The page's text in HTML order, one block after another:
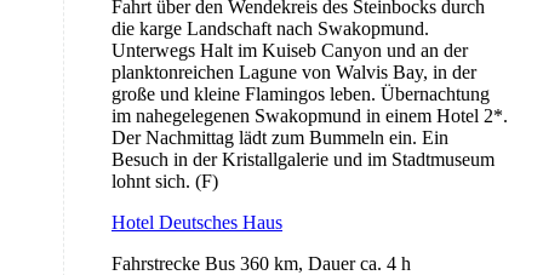
Fahrt über den Wendekreis des Steinbocks durch
die karge Landschaft nach Swakopmund.
Unterwegs Halt im Kuiseb Canyon und an der
planktonreichen Lagune von Walvis Bay, in der
große und kleine Flamingos leben. Übernachtung
im nahegelegenen Swakopmund in einem Hotel 2*.
Der Nachmittag lädt zum Bummeln ein. Ein
Besuch in der Kristallgalerie und im Stadtmuseum
lohnt sich. (F)
Hotel Deutsches Haus
Fahrstrecke Bus 360 km, Dauer ca. 4 h